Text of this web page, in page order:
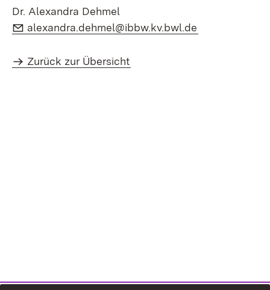
Dr. Alexandra Dehmel
E-Mail:
alexandra.dehmel@ibbw.kv.bwl.de
Zurück zur Übersicht